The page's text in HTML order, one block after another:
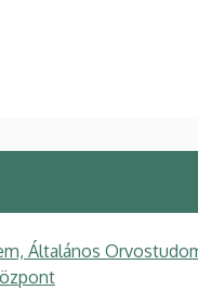
Általános